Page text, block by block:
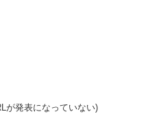
が発表になっていない)